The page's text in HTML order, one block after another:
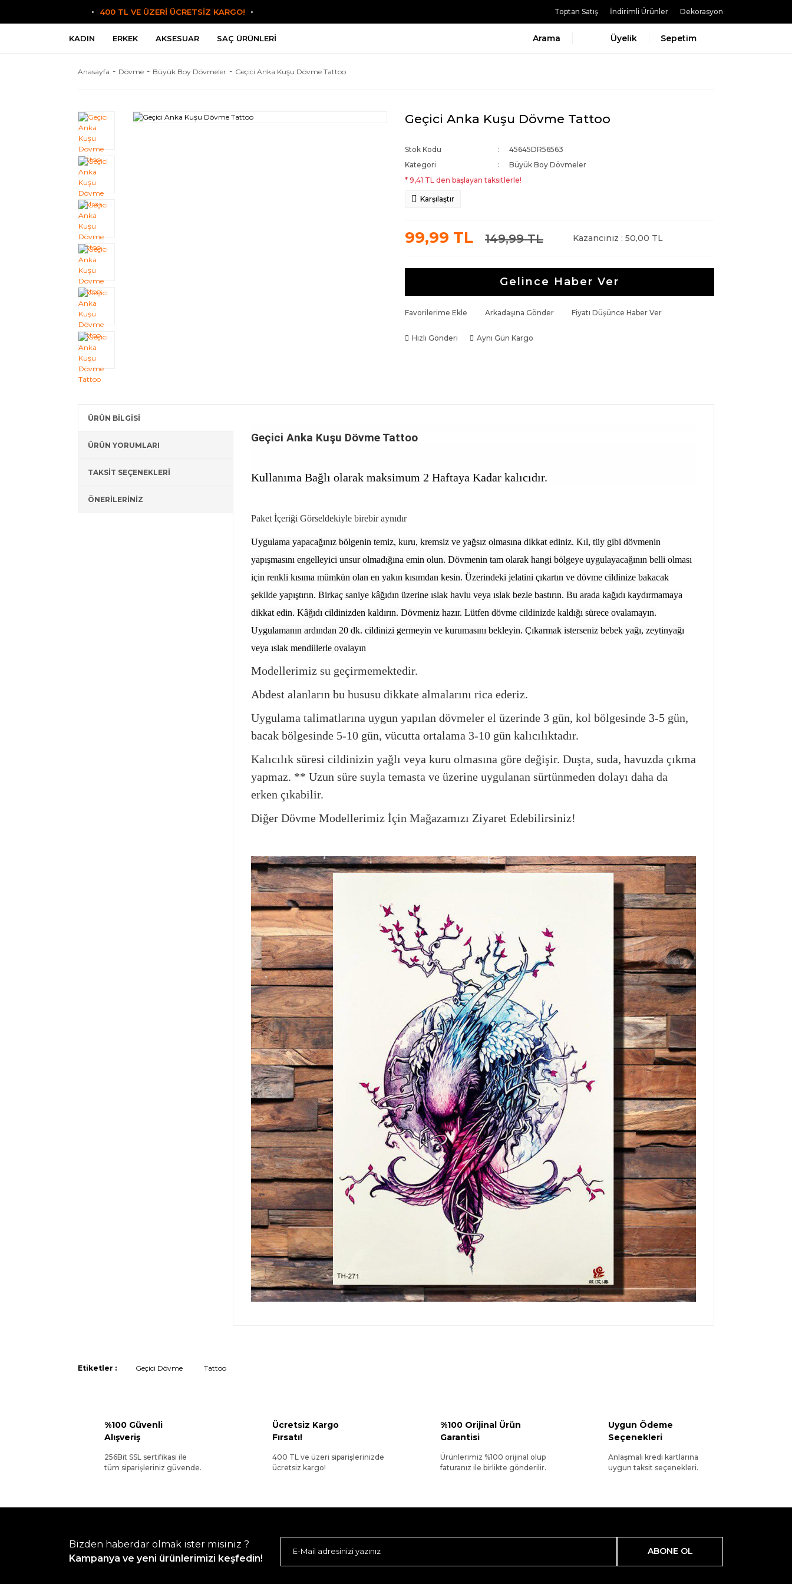
400 TL VE ÜZERİ ÜCRETSİZ KARGO! Toptan Satış İndirimli Ürünler Dekorasyon
KADIN ERKEK AKSESUAR SAÇ ÜRÜNLERI Arama Üyelik Sepetim
Anasayfa Dövme Büyük Boy Dövmeler Geçici Anka Kuşu Dövme Tattoo
Geçici Anka Kuşu Dövme Tattoo
Stok Kodu
45645DR56563
Kategori
Büyük Boy Dövmeler
* 9,41 TL den başlayan taksitlerle!
Karşılaştır
99,99 TL 149,99 TL Kazancınız : 50,00 TL
Gelince Haber Ver
Favorilerime Ekle Arkadaşına Gönder Fiyatı Düşünce Haber Ver
Hızlı Gönderi Aynı Gün Kargo
ÜRÜN BİLGİSİ
ÜRÜN YORUMLARI
TAKSİT SEÇENEKLERİ
ÖNERİLERİNİZ
Geçici Anka Kuşu Dövme Tattoo
Kullanıma Bağlı olarak maksimum 2 Haftaya Kadar kalıcıdır.
Paket İçeriği Görseldekiyle birebir aynıdır
Uygulama yapacağınız bölgenin temiz, kuru, kremsiz ve yağsız olmasına dikkat ediniz. Kıl, tüy gibi dövmenin
yapışmasını engelleyici unsur olmadığına emin olun. Dövmenin tam olarak hangi bölgeye uygulayacağının belli olması
için renkli kısıma mümkün olan en yakın kısımdan kesin. Üzerindeki jelatini çıkartın ve dövme cildinize bakacak
şekilde yapıştırın. Birkaç saniye kâğıdın üzerine ıslak havlu veya ıslak bezle bastırın. Bu arada kağıdı kaydırmamaya
dikkat edin. Kâğıdı cildinizden kaldırın. Dövmeniz hazır. Lütfen dövme cildinizde kaldığı sürece ovalamayın.
Uygulamanın ardından 20 dk. cildinizi germeyin ve kurumasını bekleyin. Çıkarmak isterseniz bebek yağı, zeytinyağı
veya ıslak mendillerle ovalayın
Modellerimiz su geçirmemektedir.
Abdest alanların bu hususu dikkate almalarını rica ederiz.
Uygulama talimatlarına uygun yapılan dövmeler el üzerinde 3 gün, kol bölgesinde 3-5 gün,
bacak bölgesinde 5-10 gün, vücutta ortalama 3-10 gün kalıcılıktadır.
Kalıcılık süresi cildinizin yağlı veya kuru olmasına göre değişir. Duşta, suda, havuzda çıkma
yapmaz. ** Uzun süre suyla temasta ve üzerine uygulanan sürtünmeden dolayı daha da
erken çıkabilir.
Diğer Dövme Modellerimiz İçin Mağazamızı Ziyaret Edebilirsiniz!
Etiketler : Geçici Dövme Tattoo
%100 Güvenli
Alışveriş
256Bit SSL sertifikası ile
tüm siparişleriniz güvende.
Ücretsiz Kargo
Fırsatı!
400 TL ve üzeri siparişlerinizde
ücretsiz kargo!
%100 Orijinal Ürün
Garantisi
Ürünlerimiz %100 orijinal olup
faturanız ile birlikte gönderilir.
Uygun Ödeme
Seçenekleri
Anlaşmalı kredi kartlarına
uygun taksit seçenekleri.
Bizden haberdar olmak ister misiniz ?
Kampanya ve yeni ürünlerimizi keşfedin!
ABONE OL